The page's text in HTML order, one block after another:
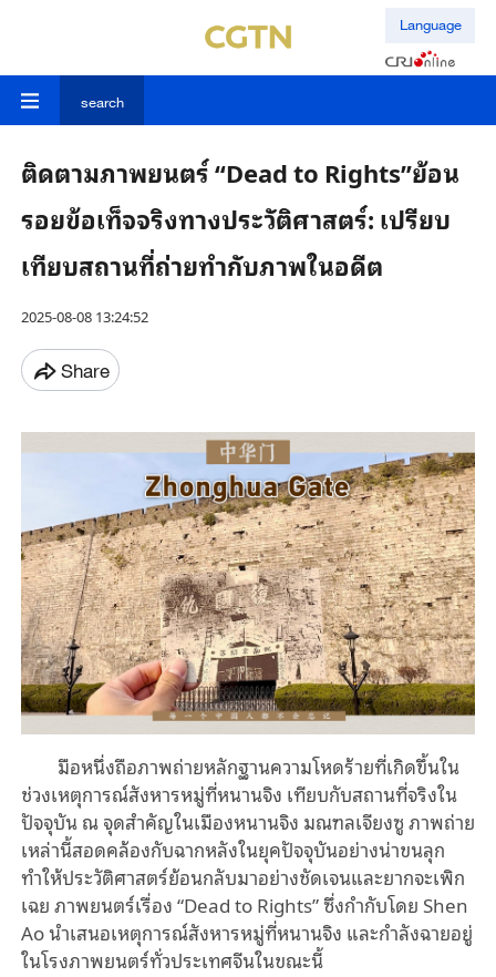
Language
search
ติดตามภาพยนตร์ “Dead to Rights”ย้อน
รอยข้อเท็จจริงทางประวัติศาสตร์: เปรียบ
เทียบสถานที่ถ่ายทำกับภาพในอดีต
2025-08-08 13:24:52
Share
มือหนึ่งถือภาพถ่ายหลักฐานความโหดร้ายที่เกิดขึ้นใน
ช่วงเหตุการณ์สังหารหมู่ที่หนานจิง เทียบกับสถานที่จริงใน
ปัจจุบัน ณ จุดสำคัญในเมืองหนานจิง มณฑลเจียงซู ภาพถ่าย
เหล่านี้สอดคล้องกับฉากหลังในยุคปัจจุบันอย่างน่าขนลุก
ทำให้ประวัติศาสตร์ย้อนกลับมาอย่างชัดเจนและยากจะเพิก
เฉย ภาพยนตร์เรื่อง “Dead to Rights” ซึ่งกำกับโดย Shen
Ao นำเสนอเหตุการณ์สังหารหมู่ที่หนานจิง และกำลังฉายอยู่
ในโรงภาพยนตร์ทั่วประเทศจีนในขณะนี้